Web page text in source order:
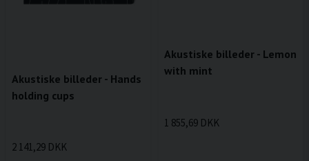
Akustiske billeder - Hands
holding cups
2 141,29 DKK
Akustiske billeder - Lemon
with mint
1 855,69 DKK